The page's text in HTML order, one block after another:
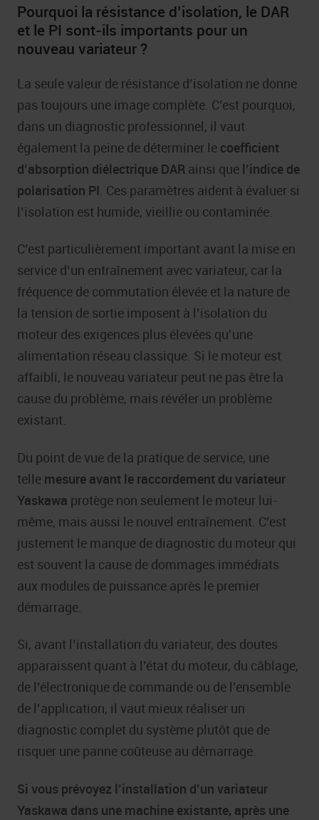
Pourquoi la résistance d’isolation, le DAR
et le PI sont-ils importants pour un
nouveau variateur ?
La seule valeur de résistance d’isolation ne donne
pas toujours une image complète. C’est pourquoi,
dans un diagnostic professionnel, il vaut
également la peine de déterminer le coefficient
d’absorption diélectrique DAR ainsi que l’indice de
polarisation PI . Ces paramètres aident à évaluer si
l’isolation est humide, vieillie ou contaminée.
C’est particulièrement important avant la mise en
service d’un entraînement avec variateur, car la
fréquence de commutation élevée et la nature de
la tension de sortie imposent à l’isolation du
moteur des exigences plus élevées qu’une
alimentation réseau classique. Si le moteur est
affaibli, le nouveau variateur peut ne pas être la
cause du problème, mais révéler un problème
existant.
Du point de vue de la pratique de service, une
telle mesure avant le raccordement du variateur
Yaskawa protège non seulement le moteur lui-
même, mais aussi le nouvel entraînement. C’est
justement le manque de diagnostic du moteur qui
est souvent la cause de dommages immédiats
aux modules de puissance après le premier
démarrage.
Si, avant l’installation du variateur, des doutes
apparaissent quant à l’état du moteur, du câblage,
de l’électronique de commande ou de l’ensemble
de l’application, il vaut mieux réaliser un
diagnostic complet du système plutôt que de
risquer une panne coûteuse au démarrage.
Si vous prévoyez l’installation d’un variateur
Yaskawa dans une machine existante, après une